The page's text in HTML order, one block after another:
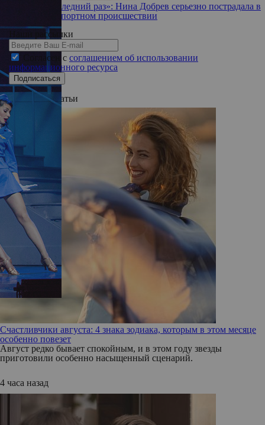
«Первый и последний раз»: Нина Добрев серьезно пострадала в
дорожно-транспортном происшествии
Наши рассылки
Согласен с соглашением об использовании
информационного ресурса
Подписаться
Актуальные статьи
Счастливчики августа: 4 знака зодиака, которым в этом месяце
особенно повезет
Август редко бывает спокойным, и в этом году звезды
приготовили особенно насыщенный сценарий.
4 часа назад